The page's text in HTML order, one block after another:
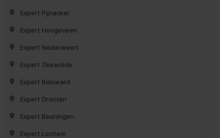
Expert Pijnacker
Expert Hoogeveen
Expert Nederweert
Expert Zeewolde
Expert Bolsward
Expert Dronten
Expert Beuningen
Expert Lochem